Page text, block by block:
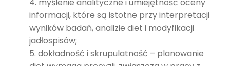
informacji, które są istotne przy interpretacji
wyników badań, analizie diet i modyfikacji
jadłospisów;
dokładność i skrupulatność – planowanie